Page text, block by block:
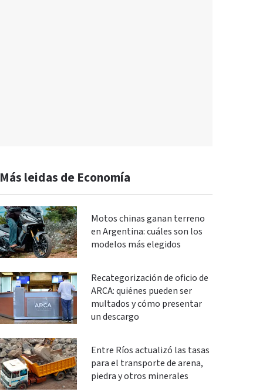
Más leidas de Economía
Motos chinas ganan terreno
en Argentina: cuáles son los
modelos más elegidos
Recategorización de oficio de
ARCA: quiénes pueden ser
multados y cómo presentar
un descargo
Entre Ríos actualizó las tasas
para el transporte de arena,
piedra y otros minerales